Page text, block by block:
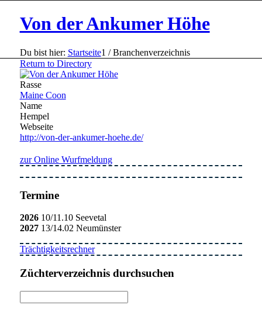
Von der Ankumer Höhe
Du bist hier: Startseite1 / Branchenverzeichnis
Return to Directory
Rasse
Maine Coon
Name
Hempel
Webseite
http://von-der-ankumer-hoehe.de/
zur Online Wurfmeldung
Termine
202610/11.10 Seevetal
202713/14.02 Neumünster
Trächtigkeitsrechner
Züchterverzeichnis durchsuchen